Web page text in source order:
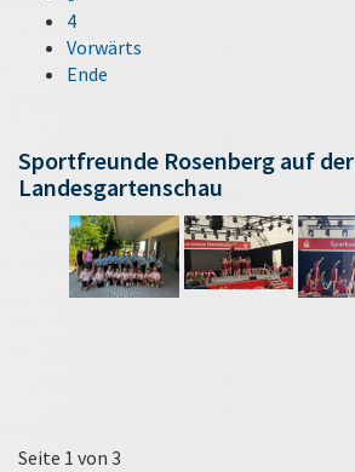
4
Vorwärts
Ende
Sportfreunde Rosenberg auf der
Landesgartenschau
Seite 1 von 3